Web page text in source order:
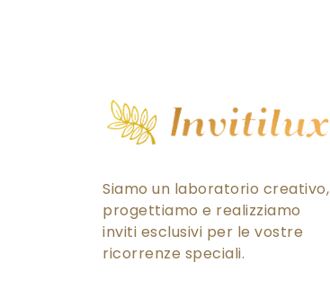
Siamo un laboratorio creativo,
progettiamo e realizziamo
inviti esclusivi per le vostre
ricorrenze speciali.